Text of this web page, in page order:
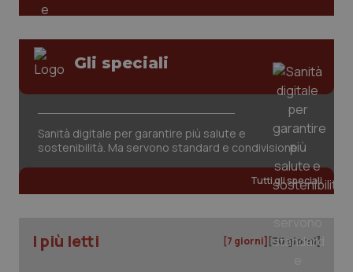
Gli speciali
Sanità digitale per garantire più salute e
sostenibilità. Ma servono standard e condivisione
Tutti gli speciali
I più letti [7 giorni] [30 giorni]
CookieScriptConsent
5
tracking-sites-ironfish-
www.quotidianosanita.it